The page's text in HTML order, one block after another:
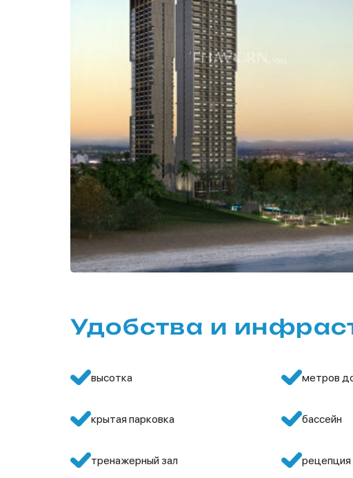
Удобства и
высотка метров
крытая парковка бассейн
тренажерный зал рецепция